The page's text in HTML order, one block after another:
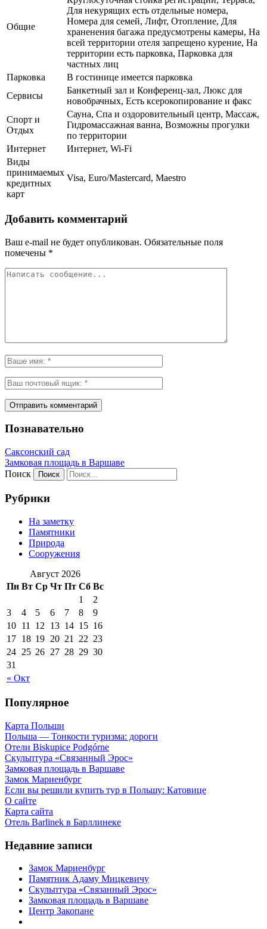
Общие
Для некурящих есть отдельные номера,
Номера для семей, Лифт, Отопление, Для
храненения багажа предусмотрены камеры, На
всей территории отеля запрещено курение, На
территории есть парковка, Парковка для
частных лиц
Парковка
В гостинице имеется парковка
Сервисы
Банкетный зал и Конференц-зал, Люкс для
новобрачных, Есть ксерокопирование и факс
Спорт и
Отдых
Сауна, Спа и оздоровительный центр, Массаж,
Гидромассажная ванна, Возможны прогулки
по территории
Интернет
Интернет, Wi-Fi
Виды
принимаемых
кредитных
карт
Visa, Euro/Mastercard, Maestro
Добавить комментарий
Ваш e-mail не будет опубликован. Обязательные поля
помечены *
Познавательно
Саксонский сад
Замковая площадь в Варшаве
Поиск
Рубрики
На заметку
Памятники
Природа
Сооружения
Август 2026
Пн Вт Ср Чт Пт Сб Вс
« Окт
1
2
3
4 5 6 7 8
9
10 11 12 13 14 15 16
17 18 19 20 21 22 23
24 25 26 27 28 29 30
31
Популярное
Карта Польши
Польша — Тонкости туризма: дороги
Отели Biskupice Podgórne
Скульптура «Связанный Эрос»
Замковая площадь в Варшаве
Замок Мариенбург
Если вы решили купить тур в Польшу: Катовице
О сайте
Карта сайта
Отель Barlinek в Барллинеке
Недавние записи
Замок Мариенбург
Памятник Адаму Мицкевичу
Скульптура «Связанный Эрос»
Замковая площадь в Варшаве
Центр Закопане